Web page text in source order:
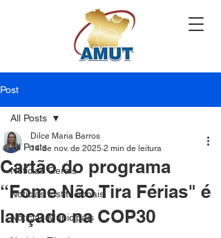
Post
All Posts
Notícias Gerais
Notícias Institucionais
Notícias Municipais
All Posts
Cartão do programa
“Fome Não Tira Férias" é
lançado na COP30
Dilce Maria Barros
14 de nov. de 2025 2 min de leitura